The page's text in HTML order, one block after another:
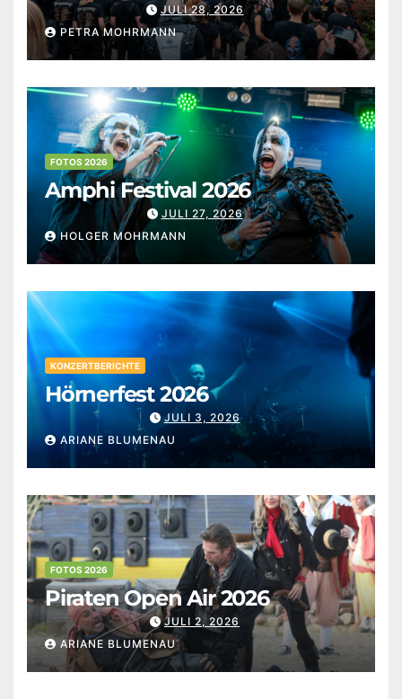
JULI 28, 2026
PETRA MOHRMANN
FOTOS 2026
Amphi Festival 2026
JULI 27, 2026
HOLGER MOHRMANN
KONZERTBERICHTE
Hörnerfest 2026
JULI 3, 2026
ARIANE BLUMENAU
FOTOS 2026
Piraten Open Air 2026
JULI 2, 2026
ARIANE BLUMENAU